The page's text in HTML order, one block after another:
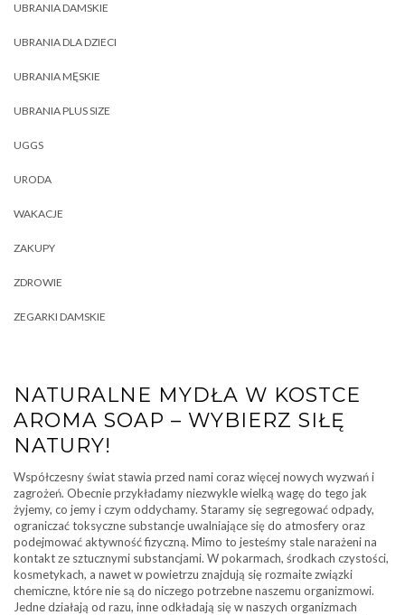
UBRANIA DAMSKIE
UBRANIA DLA DZIECI
UBRANIA MĘSKIE
UBRANIA PLUS SIZE
UGGS
URODA
WAKACJE
ZAKUPY
ZDROWIE
ZEGARKI DAMSKIE
NATURALNE MYDŁA W KOSTCE
AROMA SOAP – WYBIERZ SIŁĘ
NATURY!
Współczesny świat stawia przed nami coraz więcej nowych wyzwań i
zagrożeń. Obecnie przykładamy niezwykle wielką wagę do tego jak
żyjemy, co jemy i czym oddychamy. Staramy się segregować odpady,
ograniczać toksyczne substancje uwalniające się do atmosfery oraz
podejmować aktywność fizyczną. Mimo to jesteśmy stale narażeni na
kontakt ze sztucznymi substancjami. W pokarmach, środkach czystości,
kosmetykach, a nawet w powietrzu znajdują się rozmaite związki
chemiczne, które nie są do niczego potrzebne naszemu organizmowi.
Jedne działają od razu, inne odkładają się w naszych organizmach